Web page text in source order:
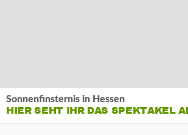
Sonnenfinsternis in Hessen
HIER SEHT IHR DAS SPEKTAKEL